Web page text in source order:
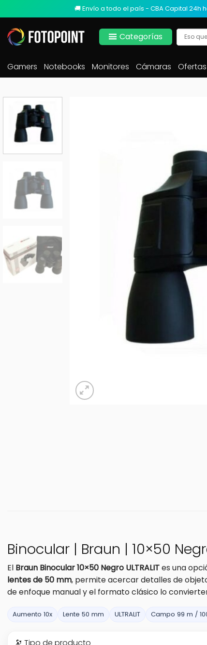
🚚 Envío a todo el país - CBA Capital 24h
Categorías
Gamers Notebooks Monitores Cámaras Ofertas
Binocular | Braun | 10×50
El Braun Binocular 10×50 Negro ULTRALITes una
lentes de 50 mm, permite acercar detalles de
de enfoque manual y el formato clásico lo
Aumento 10x Lente 50 mm ULTRALIT Campo 99 m /
🔭 Tipo de producto